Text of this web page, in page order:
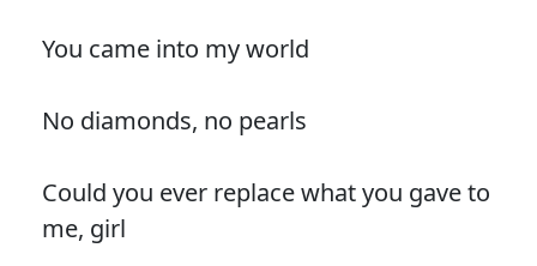
You came into my world
No diamonds, no pearls
Could you ever replace what you gave to
me, girl